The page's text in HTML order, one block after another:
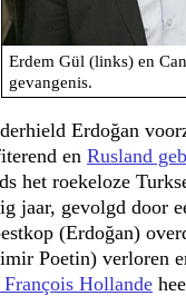
Erdem Gül (links) en
gevangenis.
Erdoğan
en Rusland
het roekeloze
jaar, gevolgd door
(Erdoğan)
Poetin) verloren
François Hollande